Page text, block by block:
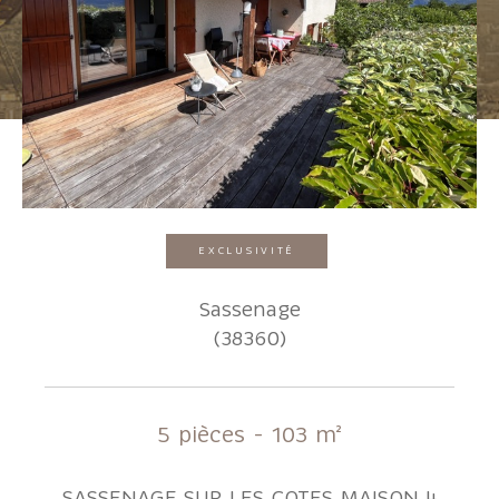
EXCLUSIVITÉ
Sassenage
(38360)
5 pièces - 103 m²
Pièces
1 2 3 4 5+
Localisation